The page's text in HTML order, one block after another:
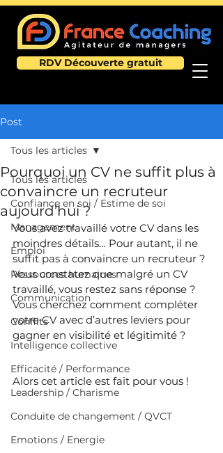
RDV Découverte gratuit
Post
Tous les articles
Confiance en soi / Estime de soi
Management
Emploi
Ressources humaines
Communication
Conflits
Intelligence collective
Efficacité / Performance
Leadership / Charisme
Conduite de changement / QVCT
Emotions / Energie
Tous les articles
Pourquoi un CV ne suffit plus à
convaincre un recruteur
aujourd’hui ?
Vous avez travaillé votre CV dans les
moindres détails… Pour autant, il ne
suffit pas à convaincre un recruteur ?
Vous constatez que malgré un CV
travaillé, vous restez sans réponse ?
Vous cherchez comment compléter
votre CV avec d’autres leviers pour
gagner en visibilité et légitimité ?
Alors cet article est fait pour vous !